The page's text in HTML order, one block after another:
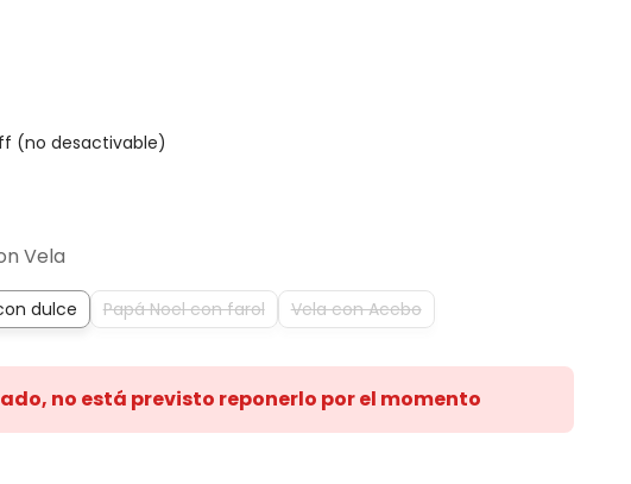
(no desactivable)
Vela
dulce Papá Noel con farol Vela con Acebo
no está previsto reponerlo por el momento